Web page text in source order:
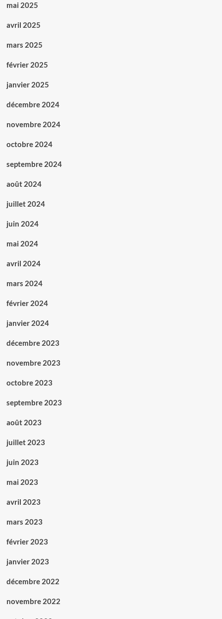
mai 2025
avril 2025
mars 2025
février 2025
janvier 2025
décembre 2024
novembre 2024
octobre 2024
septembre 2024
août 2024
juillet 2024
juin 2024
mai 2024
avril 2024
mars 2024
février 2024
janvier 2024
décembre 2023
novembre 2023
octobre 2023
septembre 2023
août 2023
juillet 2023
juin 2023
mai 2023
avril 2023
mars 2023
février 2023
janvier 2023
décembre 2022
novembre 2022